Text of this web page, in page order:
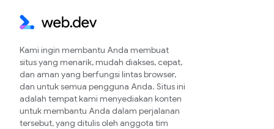
Kami ingin membantu Anda membuat
situs yang menarik, mudah diakses, cepat,
dan aman yang berfungsi lintas browser,
dan untuk semua pengguna Anda. Situs ini
adalah tempat kami menyediakan konten
untuk membantu Anda dalam perjalanan
tersebut, yang ditulis oleh anggota tim